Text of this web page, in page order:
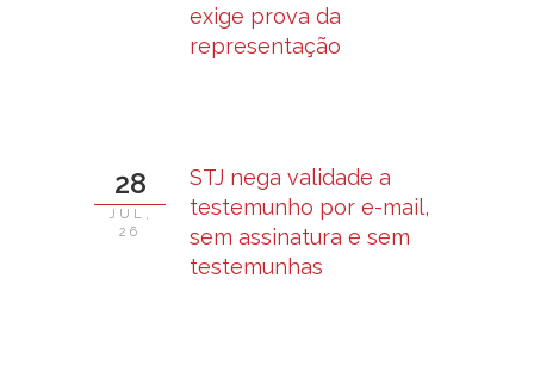
exige prova da
representação
28
JUL,
26
STJ nega validade a
testemunho por e-mail,
sem assinatura e sem
testemunhas